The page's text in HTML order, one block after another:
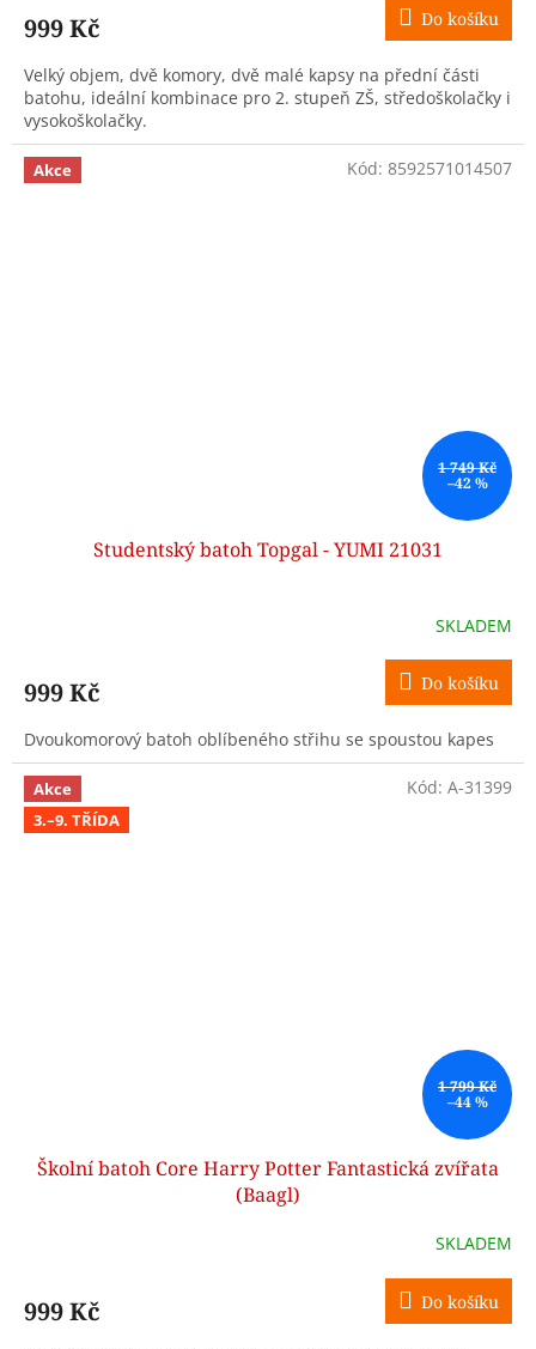
999 Kč Do košíku
Velký objem, dvě komory, dvě malé kapsy na přední části
batohu, ideální kombinace pro 2. stupeň ZŠ, středoškolačky i
vysokoškolačky.
Akce
1 749 Kč
–42 %
Studentský batoh Topgal - YUMI 21031
SKLADEM
999 Kč Do košíku
Dvoukomorový batoh oblíbeného střihu se spoustou kapes
Kód: 8592571014507
Akce
3.–9. TŘÍDA
1 799 Kč
–44 %
Školní batoh Core Harry Potter Fantastická zvířata
(Baagl)
SKLADEM
999 Kč Do košíku
Kód: A-31399